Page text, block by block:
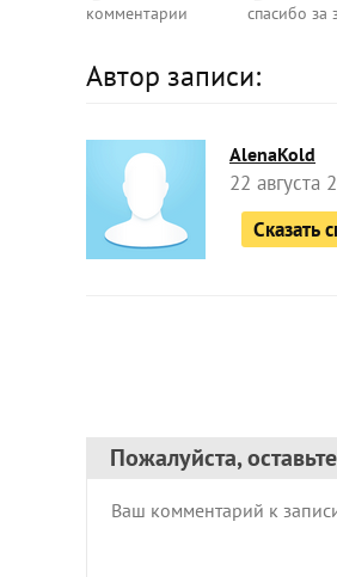
комментарии
спасибо за
Автор записи:
AlenaKold
22 августа
Сказать
Пожалуйста,